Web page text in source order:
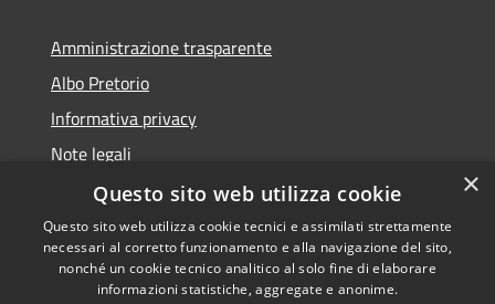
Amministrazione trasparente
Albo Pretorio
Informativa privacy
Note legali
Dichiarazione di accessibilità
×
Questo sito web utilizza cookie
Questo sito web utilizza cookie tecnici e assimilati strettamente
necessari al corretto funzionamento e alla navigazione del sito,
nonché un cookie tecnico analitico al solo fine di elaborare
informazioni statistiche, aggregate e anonime.